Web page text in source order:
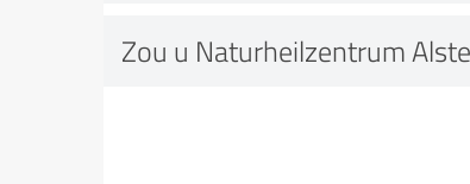
Zou u Naturheilzentrum